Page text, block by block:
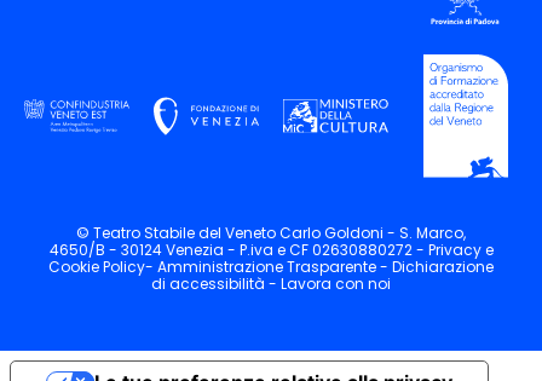
© Teatro Stabile del Veneto Carlo Goldoni - S. Marco,
4650/B - 30124 Venezia - P.iva e CF 02630880272 - Privacye
CookiePolicy- Amministrazione Trasparente - Dichiarazione
di accessibilità - Lavora con noi